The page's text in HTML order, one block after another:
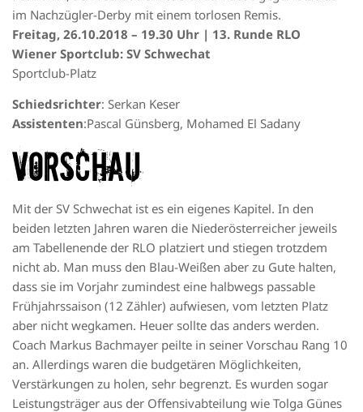
im Nachzügler-Derby mit einem torlosen Remis.
Freitag, 26.10.2018 – 19.30 Uhr | 13. Runde RLO
Wiener Sportclub: SV Schwechat
Sportclub-Platz
Schiedsrichter: Serkan Keser
Assistenten:Pascal Günsberg, Mohamed El Sadany
VORSCHAU
Mit der SV Schwechat ist es ein eigenes Kapitel. In den
beiden letzten Jahren waren die Niederösterreicher jeweils
am Tabellenende der RLO platziert und stiegen trotzdem
nicht ab. Man muss den Blau-Weißen aber zu Gute halten,
dass sie im Vorjahr zumindest eine halbwegs passable
Frühjahrssaison (12 Zähler) aufwiesen, vom letzten Platz
aber nicht wegkamen. Heuer sollte das anders werden.
Coach Markus Bachmayer peilte in seiner Vorschau Rang 10
an. Allerdings waren die budgetären Möglichkeiten,
Verstärkungen zu holen, sehr begrenzt. Es wurden sogar
Leistungsträger aus der Offensivabteilung wie Tolga Günes